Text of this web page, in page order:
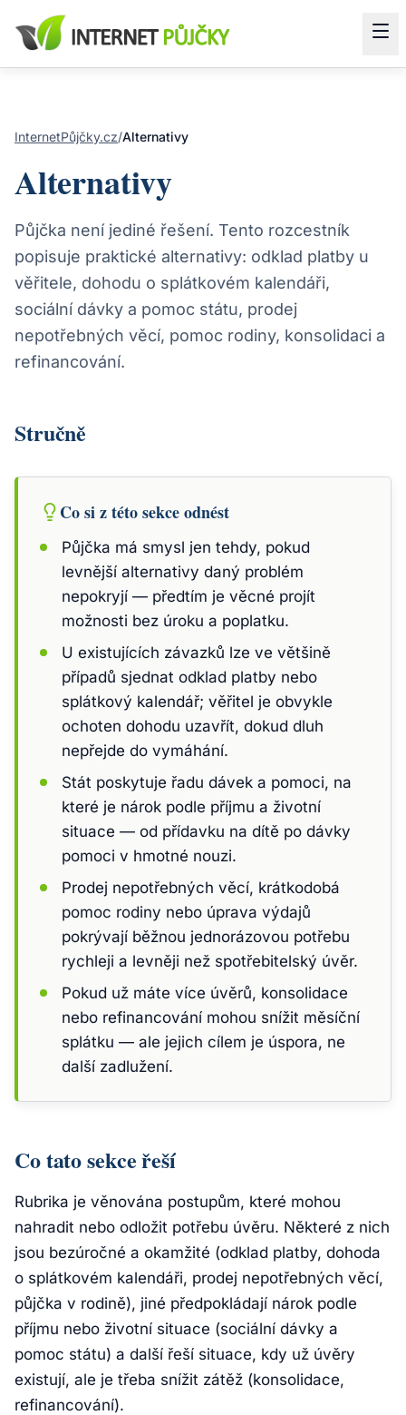
InternetPůjčky.cz/Alternativy
Alternativy
Půjčka není jediné řešení. Tento rozcestník
popisuje praktické alternativy: odklad platby u
věřitele, dohodu o splátkovém kalendáři,
sociální dávky a pomoc státu, prodej
nepotřebných věcí, pomoc rodiny, konsolidaci a
refinancování.
Stručně
Co si z této sekce odnést
Půjčka má smysl jen tehdy, pokud
levnější alternativy daný problém
nepokryjí — předtím je věcné projít
možnosti bez úroku a poplatku.
U existujících závazků lze ve většině
případů sjednat odklad platby nebo
splátkový kalendář; věřitel je obvykle
ochoten dohodu uzavřít, dokud dluh
nepřejde do vymáhání.
Stát poskytuje řadu dávek a pomoci, na
které je nárok podle příjmu a životní
situace — od přídavku na dítě po dávky
pomoci v hmotné nouzi.
Prodej nepotřebných věcí, krátkodobá
pomoc rodiny nebo úprava výdajů
pokrývají běžnou jednorázovou potřebu
rychleji a levněji než spotřebitelský úvěr.
Pokud už máte více úvěrů, konsolidace
nebo refinancování mohou snížit měsíční
splátku — ale jejich cílem je úspora, ne
další zadlužení.
Co tato sekce řeší
Rubrika je věnována postupům, které mohou
nahradit nebo odložit potřebu úvěru. Některé z nich
jsou bezúročné a okamžité (odklad platby, dohoda
o splátkovém kalendáři, prodej nepotřebných věcí,
půjčka v rodině), jiné předpokládají nárok podle
příjmu nebo životní situace (sociální dávky a
pomoc státu) a další řeší situace, kdy už úvěry
existují, ale je třeba snížit zátěž (konsolidace,
refinancování).